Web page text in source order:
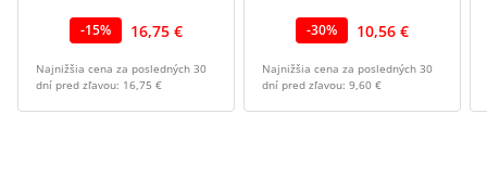
-15% 16,75 €
Najnižšia cena za posledných 30
dní pred zľavou: 16,75 €
-30% 10,56 €
Najnižšia cena za posledných 30
dní pred zľavou: 9,60 €